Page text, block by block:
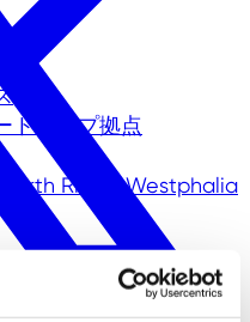
トアップ拠点
Rhine-Westphalia